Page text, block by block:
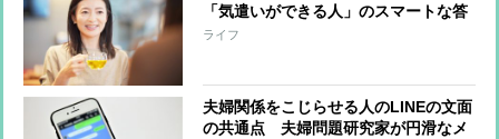
「気遣いができる人」のスマートな答
え方
ライフ
夫婦関係をこじらせる人のLINEの文面
の共通点 夫婦問題研究家が円滑なメ